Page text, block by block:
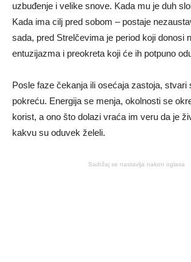
uzbuđenje i velike snove. Kada mu je duh
Kada ima cilj pred sobom – postaje
sada, pred Strelčevima je period koji donosi
entuzijazma i preokreta koji će ih potpuno
Posle faze čekanja ili osećaja zastoja, stvari
pokreću. Energija se menja, okolnosti se
korist, a ono što dolazi vraća im veru da je
kakvu su oduvek želeli.
Sadržaj se nastavlja nakon oglasa